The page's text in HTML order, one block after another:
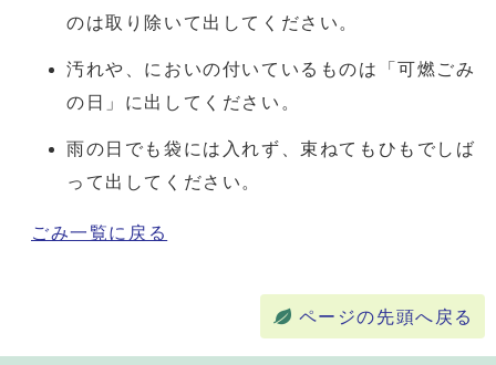
のは取り除いて出してください。
汚れや、においの付いているものは「可燃ごみ
の日」に出してください。
雨の日でも袋には入れず、束ねてもひもでしば
って出してください。
ごみ一覧に戻る
ページの先頭へ戻る